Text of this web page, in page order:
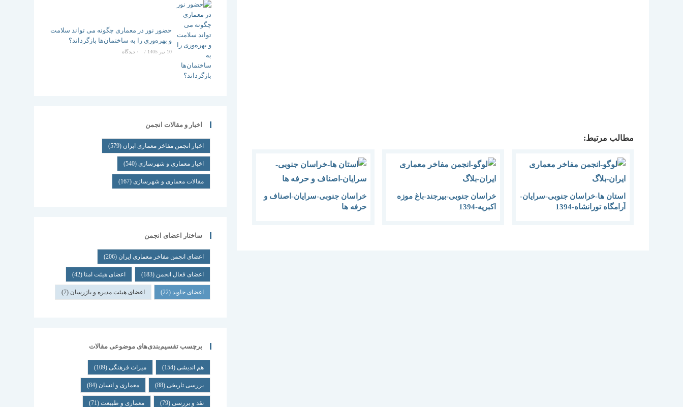
مطالب مرتبط:
استان ها-خراسان جنوبی-سرایان-
آرامگاه تورانشاه-1394
خراسان جنوبی-بیرجند-باغ موزه
اکبریه-1394
خراسان جنوبی-سرایان-اصناف و
حرفه ها
حضور نور در معماری چگونه می تواند سلامت
و بهره‌وری را به ساختمان‌ها بازگرداند؟
10 تیر 1405 / ۰ دیدگاه
اخبار و مقالات انجمن
اخبار انجمن مفاخر معماری ایران (579)
اخبار معماری و شهرسازی(540)
مقالات معماری و شهرسازی(167)
ساختار اعضای انجمن
اعضای انجمن مفاخر معماری ایران (206)
اعضای فعال انجمن (183) اعضای هیئت امنا (42)
اعضای جاوید(22) اعضای هیئت مدیره و بازرسان (7)
برچسب تقسیم‌بندی‌های موضوعی مقالات
هم اندیشی(154) میراث فرهنگی(109)
بررسی تاریخی(88) معماری و انسان (84)
نقد و بررسی(79) معماری و طبیعت(71)